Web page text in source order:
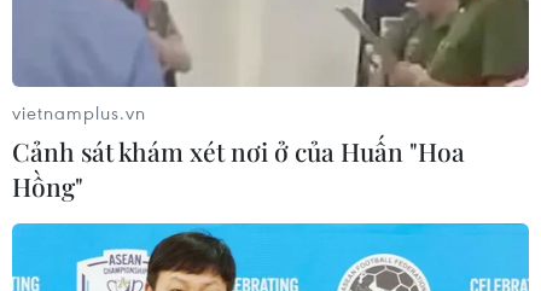
vietnamplus.vn
Cảnh sát khám xét nơi ở của Huấn "Hoa
Hồng"